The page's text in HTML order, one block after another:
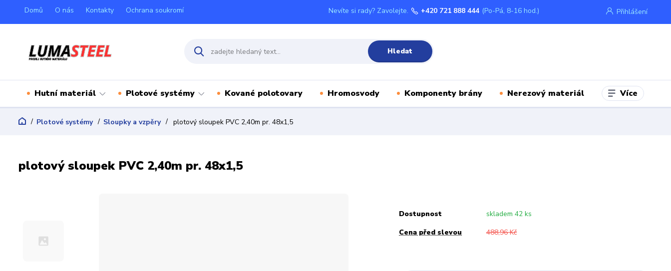
Domů O nás Kontakty Ochrana soukromí Přihlášení
Hledat
Nevíte si rady? Zavolejte. +420 721 888 444 (Po-Pá, 8-16 hod.)
Hutní materiál Plotové systémy Kované polotovary Hromosvody Komponenty brány Nerezový materiál Více
Plotové systémy Sloupky a vzpěry plotový sloupek PVC 2,40m pr. 48x1,5
plotový sloupek PVC 2,40m pr. 48x1,5
Dostupnost
skladem 42 ks
Cena před slevou
488,96 Kč